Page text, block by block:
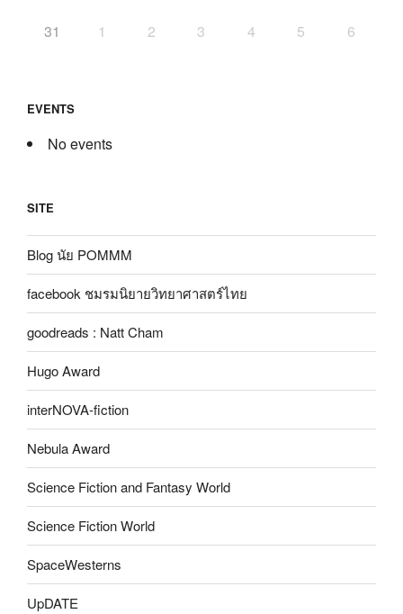
31 1 2 3 4 5 6
EVENTS
No events
SITE
Blog นัย POMMM
facebook ชมรมนิยายวิทยาศาสตร์ไทย
goodreads : Natt Cham
Hugo Award
interNOVA-fiction
Nebula Award
Science Fiction and Fantasy World
Science Fiction World
SpaceWesterns
UpDATE